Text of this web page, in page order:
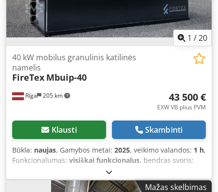
1 /20
Rīga 205 km
40 kW mobilus granulinis katilinės
namelis
FireTex Mbuip-40
43 500 €
EXW VB plius PVM
Klausti Skambinti
Būklė: naujas, Gamybos metai: 2025, veikimo valandos: 1 h,
Funkcionalumas: visiškai funkcionalus, bendras svoris:
2 400 mm
mm, bendras aukštis:2 550 mm, įvesties srovės tipas:
Mažas skelbimas